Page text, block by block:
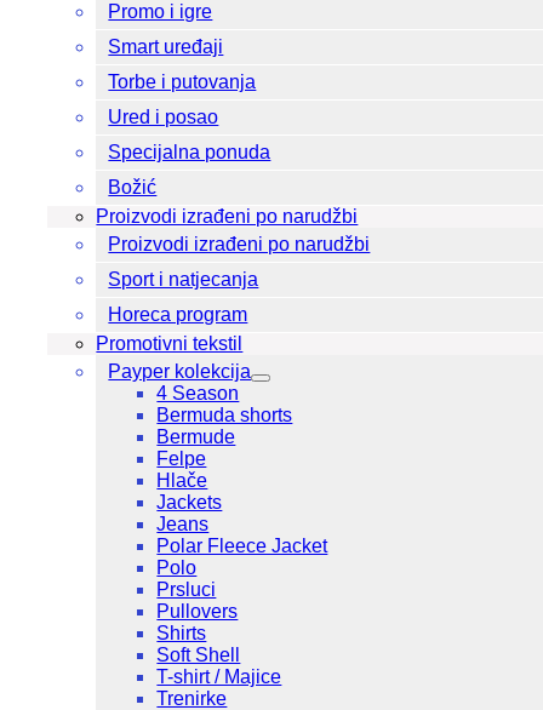
Promo i igre
Smart uređaji
Torbe i putovanja
Ured i posao
Specijalna ponuda
Božić
Proizvodi izrađeni po narudžbi
Proizvodi izrađeni po narudžbi
Sport i natjecanja
Horeca program
Promotivni tekstil
Payper kolekcija
4 Season
Bermuda shorts
Bermude
Felpe
Hlače
Jackets
Jeans
Polar Fleece Jacket
Polo
Prsluci
Pullovers
Shirts
Soft Shell
T-shirt / Majice
Trenirke